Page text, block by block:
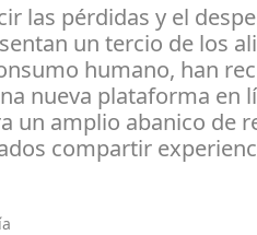
las pérdidas y el
un tercio de los
humano, han
nueva plataforma en
un amplio abanico de
compartir